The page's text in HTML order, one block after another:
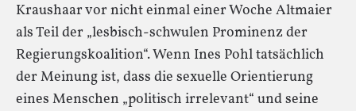
Kraushaar vor nicht einmal einer Woche Altmaier
als Teil der „lesbisch-schwulen Prominenz der
Regierungskoalition“. Wenn Ines Pohl tatsächlich
der Meinung ist, dass die sexuelle Orientierung
eines Menschen „politisch irrelevant“ und seine